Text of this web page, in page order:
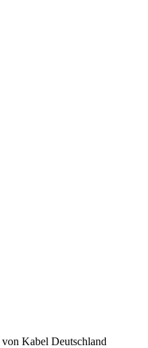
Kabel Deutschland